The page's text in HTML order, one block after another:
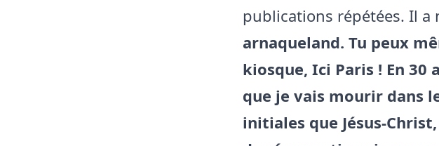
publications répétées. Il a
arnaqueland. Tu peux
kiosque, Ici Paris ! En 30
que je vais mourir dans
initiales que Jésus-